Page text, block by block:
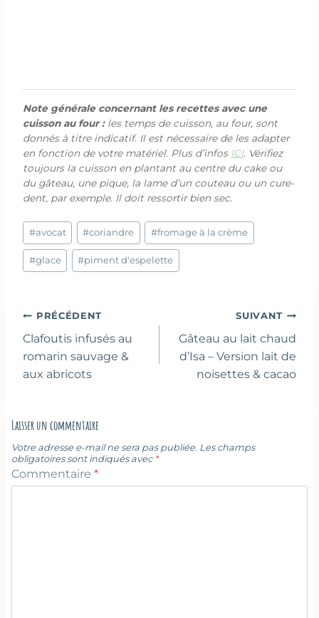
Note générale concernant les recettes avec une
cuisson au four :les temps de cuisson, au four, sont
donnés à titre indicatif. Il est nécessaire de les adapter
en fonction de votre matériel. Plus d’infos ICI. Vérifiez
toujours la cuisson en plantant au centre du cake ou
du gâteau, une pique, la lame d’un couteau ou un cure-
dent, par exemple. Il doit ressortir bien sec.
Étiquettes
de
la
#avocat #coriandre #fromage à la crème
#glace #piment d'espelette
Navigation
de
l’article
PRÉCÉDENT
Clafoutis infusés au
romarin sauvage &
aux abricots
SUIVANT
Gâteau au lait chaud
d’Isa – Version lait de
noisettes & cacao
Laisser un commentaire
Votre adresse e-mail ne sera pas publiée. Les champs
obligatoires sont indiqués avec *
Commentaire *